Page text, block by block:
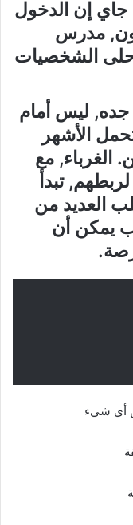
إن الدخول
مدرس
الشخصيات
ليس أمام
الأشهر
الغرباء, مع
تبدأ
العديد من
يمكن أن
أي شيء